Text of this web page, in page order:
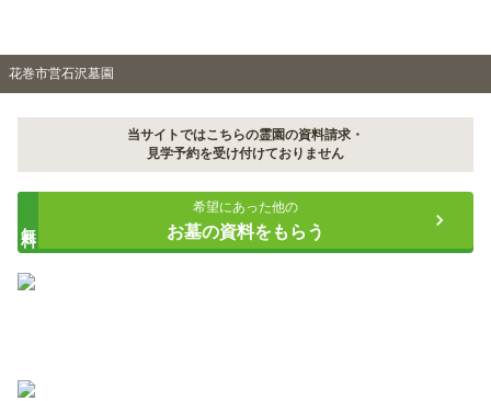
花巻市営石沢墓園
当サイトではこちらの霊園の資料請求・
見学予約を受け付けておりません
希望にあった他の
お墓の資料をもらう